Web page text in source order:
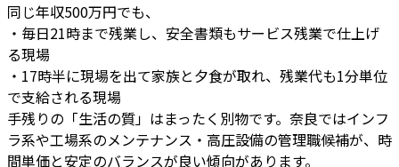
同じ年収500万円でも、
・毎日21時まで残業し、安全書類もサービス残業で仕上げ
る現場
・17時半に現場を出て家族と夕食が取れ、残業代も1分単位
で支給される現場
手残りの「生活の質」はまったく別物です。奈良ではインフ
ラ系や工場系のメンテナンス・高圧設備の管理職候補が、時
間単価と安定のバランスが良い傾向があります。